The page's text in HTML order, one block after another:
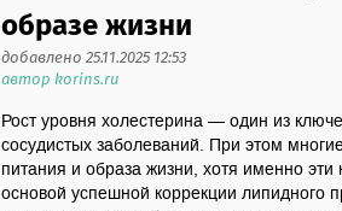
образе жизни
добавлено 25.11.2025 12:53
автор korins.ru
Рост уровня холестерина — один из
сосудистых заболеваний. При этом
питания и образа жизни, хотя именно
основой успешной коррекции липидного